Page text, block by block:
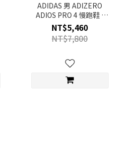
ADIDAS 男 ADIZERO
ADIOS PRO 4 慢跑鞋 -
JR6369
NT$5,460
NT$7,800